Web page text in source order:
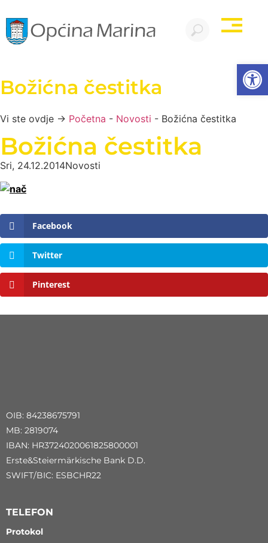
Božićna čestitka
Vi ste ovdje → Početna - Novosti - Božićna čestitka
Božićna čestitka
Sri, 24.12.2014Novosti
Facebook
Twitter
Pinterest
OIB: 84238675791
MB: 2819074
IBAN: HR3724020061825800001
Erste&Steiermärkische Bank D.D.
SWIFT/BIC: ESBCHR22
TELEFON
Protokol